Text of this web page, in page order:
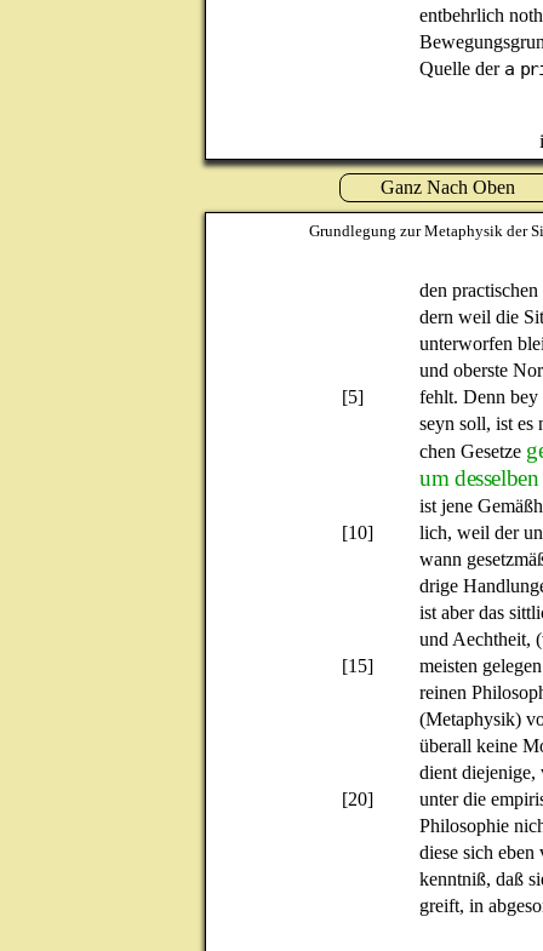
entbehrlich
Quelle der a
Ganz Nach Oben
Grundlegung zur Metaphysik der
den
dern weil die
unterworfen
und oberste
[5]
fehlt. Denn bey
seyn soll, ist es
chen Gesetze
um
ist jene
[10]
lich, weil der
wann
drige
ist aber das
und Aechtheit,
[15]
meisten
reinen
(Metaphysik)
überall keine
dient diejenige,
[20]
unter die
Philosophie
diese sich
kenntniß, daß
greift, in